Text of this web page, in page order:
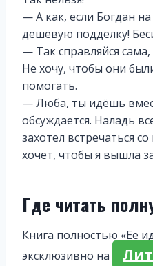
— А как, если Богдан на
дешёвую подделку!
— Так справляйся
Не хочу, чтобы они
помогать.
— Люба, ты идёшь
обсуждается. Наладь
захотел встречаться
хочет, чтобы я вышла
Где читать
Книга полностью «Ее
эксклюзивно на